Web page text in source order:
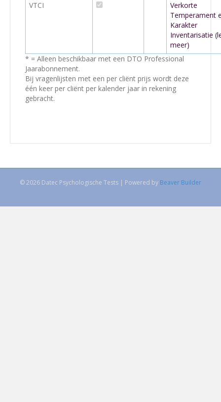
VTCI
Verkorte
Temperament
Karakter
Inventarisatie
meer)
* = Alleen beschikbaar met een DTO Professional
Jaarabonnement.
Bij vragenlijsten met een per cliënt prijs wordt deze
één keer per cliënt per kalender jaar in rekening
gebracht.
© 2026 Datec Psychologische Tests | Powered by Beaver Builder